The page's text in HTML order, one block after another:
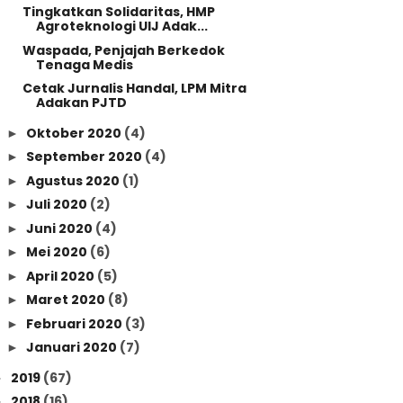
Tingkatkan Solidaritas, HMP
Agroteknologi UIJ Adak...
Waspada, Penjajah Berkedok
Tenaga Medis
Cetak Jurnalis Handal, LPM Mitra
Adakan PJTD
► Oktober 2020 (4)
► September 2020 (4)
► Agustus 2020 (1)
► Juli 2020 (2)
► Juni 2020 (4)
► Mei 2020 (6)
► April 2020 (5)
► Maret 2020 (8)
► Februari 2020 (3)
► Januari 2020 (7)
2019 (67)